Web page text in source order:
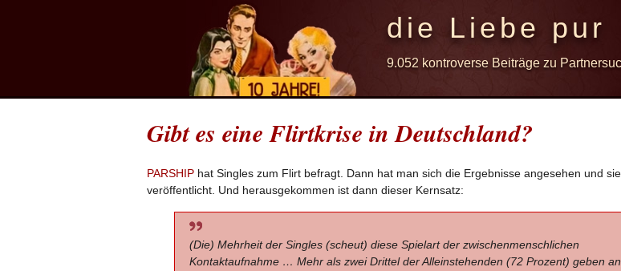
die Liebe pur
9.052 kontroverse Beiträge zu
Gibt es eine Flirtkrise in Deutschland?
PARSHIP hat Singles zum Flirt befragt. Dann hat man sich die Ergebnisse angesehen und sie
veröffentlicht. Und herausgekommen ist dann dieser Kernsatz:
(Die) Mehrheit der Singles (scheut) diese Spielart der zwischenmenschlichen
Kontaktaufnahme … Mehr als zwei Drittel der Alleinstehenden (72 Prozent) geben